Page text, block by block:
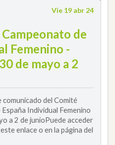
Vie 19 abr 24
de
Femenino -
de mayo a 2
comunicado del Comité
Individual Femenino
a 2 de junioPuede acceder
enlace o en la página del